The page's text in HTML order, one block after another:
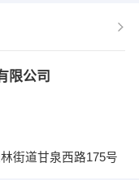
限公司
街道甘泉西路175号